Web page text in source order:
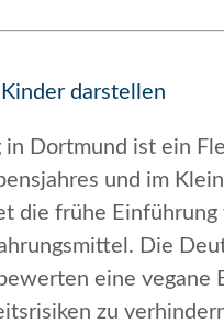
darstellen
Dortmund ist ein
und im
frühe Einführung
Die
bewerten eine vegane
zu